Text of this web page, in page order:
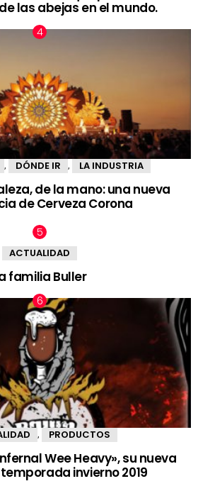
las abejas en el mundo.
, DÓNDE IR , LA INDUSTRIA
de la mano: una nueva
de Cerveza Corona
ACTUALIDAD
familia Buller
, PRODUCTOS
Wee Heavy», su nueva
invierno 2019